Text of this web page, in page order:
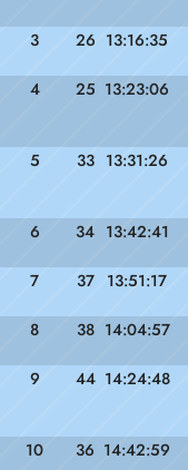
3 26 13:16:35
4 25 13:23:06
5 33 13:31:26
6 34 13:42:41
7 37 13:51:17
8 38 14:04:57
9 44 14:24:48
10 36 14:42:59